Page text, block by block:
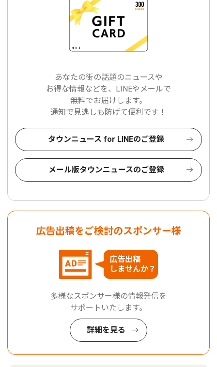
あなたの街の話題のニュースや
お得な情報などを、LINEやメールで
無料でお届けします。
通知で見逃しも防げて便利です！
タウンニュース for LINEのご登録
メール版タウンニュースのご登録
広告出稿をご検討のスポンサー様
広告出稿
しませんか？
多様なスポンサー様の情報発信を
サポートいたします。
詳細を見る